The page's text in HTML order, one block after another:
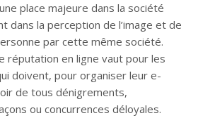
place majeure dans la société
dans la perception de l’image et de
par cette même société.
réputation en ligne vaut pour les
doivent, pour organiser leur e-
de tous dénigrements,
ou concurrences déloyales.